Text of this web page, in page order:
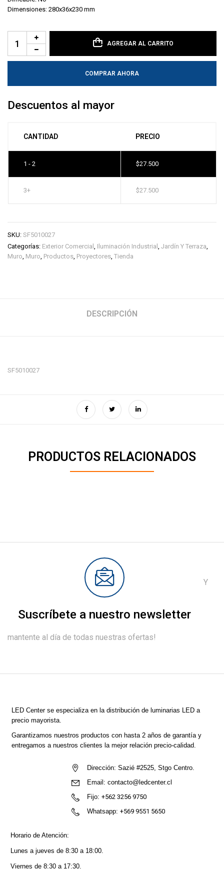
Dimensiones: 280x36x230 mm
AGREGAR AL CARRITO
COMPRAR AHORA
Descuentos al mayor
CANTIDAD PRECIO
1 - 2 $27.500
3+ $27.500
SKU: SF5010027
Categorías: Exterior Comercial , Iluminación Industrial , Jardín Y Terraza,
Muro, Muro, Productos, Proyectores, Tienda
DESCRIPCIÓN
SF5010027
PRODUCTOS RELACIONADOS
Suscríbete a nuestro newsletter
Y
mantente al día de todas nuestras ofertas!
LED Centerse especializa en la distribución de luminarias LED a
precio mayorista.
Garantizamos nuestros productos con hasta 2 años de garantía y
entregamos a nuestros clientes la mejor relación precio-calidad.
Dirección: Sazié #2525, Stgo Centro.
Email: contacto@ledcenter.cl
Fijo: +562 3256 9750
Whatsapp: +569 9551 5650
Horario de Atención:
Lunes a jueves de 8:30 a 18:00.
Viernes de 8:30 a 17:30.